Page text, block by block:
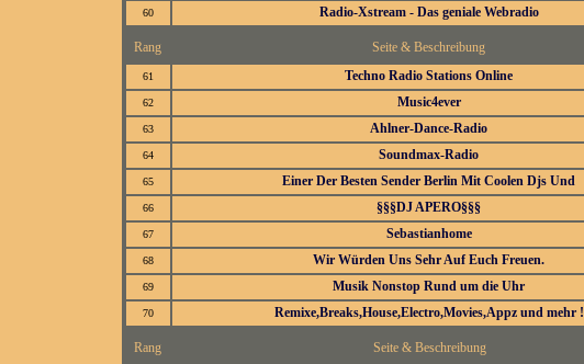
60
Radio-Xstream - Das geniale Webradio
Rang Seite & Beschreibung
61
Techno Radio Stations Online
62
Music4ever
63
Ahlner-Dance-Radio
64
Soundmax-Radio
65
Einer Der Besten Sender Berlin Mit Coolen Djs Und
66
§§§DJ APERO§§§
67
Sebastianhome
68
Wir Würden Uns Sehr Auf Euch Freuen.
69
Musik Nonstop Rund um die Uhr
70
Remixe,Breaks,House,Electro,Movies,Appz und mehr !
Rang Seite & Beschreibung